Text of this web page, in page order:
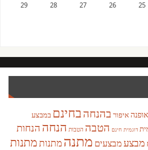
25
26
27
28
29
אופנהאיפור בהנחהבחינם במבצע
דוגמית חינם הטבה הטבות הנחה הנחות
מבצעמבצעים מתנהמתנותמתנות